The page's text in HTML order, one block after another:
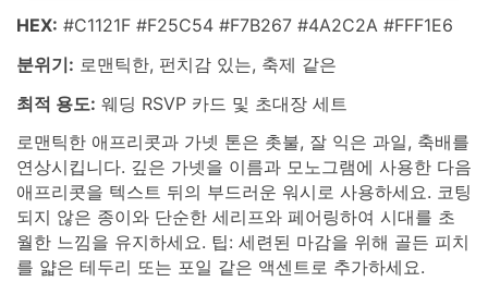
HEX: #C1121F #F25C54 #F7B267 #4A2C2A #FFF1E6
분위기: 로맨틱한, 펀치감 있는, 축제 같은
최적 용도: 웨딩 RSVP 카드 및 초대장 세트
로맨틱한 애프리콧과 가넷 톤은 촛불, 잘 익은 과일, 축배를
연상시킵니다. 깊은 가넷을 이름과 모노그램에 사용한 다음
애프리콧을 텍스트 뒤의 부드러운 워시로 사용하세요. 코팅
되지 않은 종이와 단순한 세리프와 페어링하여 시대를 초
월한 느낌을 유지하세요. 팁: 세련된 마감을 위해 골든 피치
를 얇은 테두리 또는 포일 같은 액센트로 추가하세요.